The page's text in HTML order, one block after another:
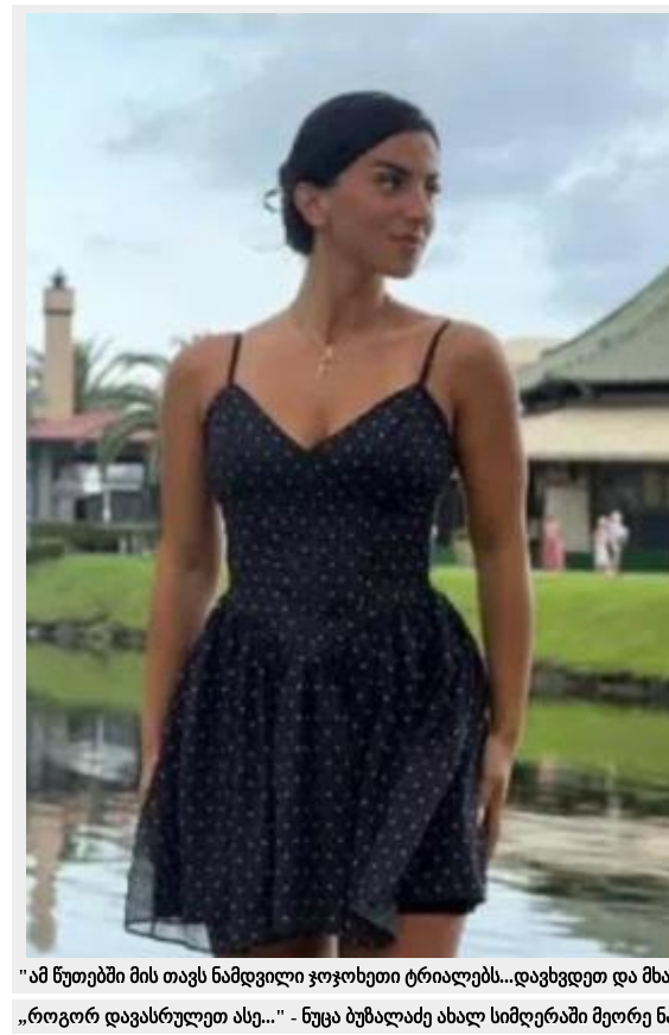
"ამ წუთებში მის თავს ნამდვილი ჯოჯოხეთი ტრიალებს...დავხვდეთ და
„როგორ დავასრულეთ ასე..." - ნუცა ბუზალაძე ახალ სიმღერაში მეორე